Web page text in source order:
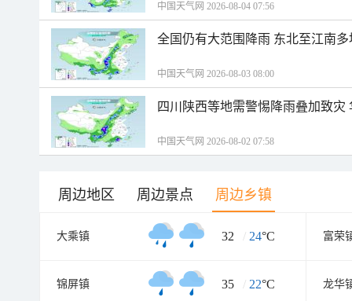
中国天气网 2026-08-04 07:56
全国仍有大范围降雨 东北至江南
中国天气网 2026-08-03 08:00
四川陕西等地需警惕降雨叠加致
中国天气网 2026-08-02 07:58
周边地区 周边景点 周边乡镇
大乘镇 32 / 24°C 富荣
锦屏镇 35 / 22°C 龙华